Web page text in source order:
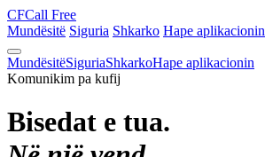
CFCall Free
Mundësitë Siguria Shkarko Hape aplikacionin
MundësitëSiguriaShkarkoHape aplikacionin
Komunikim pa kufij
Bisedat e tua.